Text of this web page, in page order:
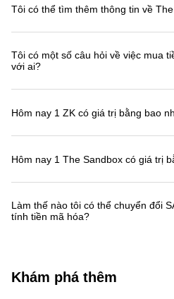
Tôi có thể tìm thêm thông tin về
Tôi có một số câu hỏi về việc mua
với ai?
Hôm nay 1 ZK có giá trị bằng bao
Hôm nay 1 The Sandbox có giá trị
Làm thế nào tôi có thể chuyển đổi
tính tiền mã hóa?
Khám phá thêm